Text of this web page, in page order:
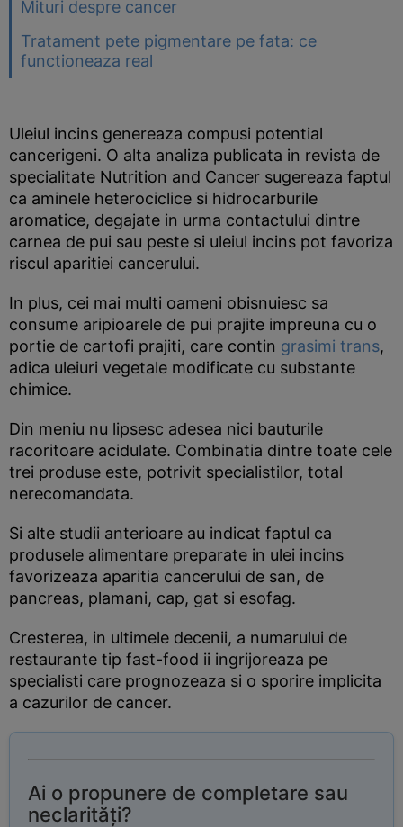
Mituri despre cancer
Tratament pete pigmentare pe fata: ce
functioneaza real
Uleiul incins genereaza compusi potential
cancerigeni. O alta analiza publicata in revista de
specialitate Nutrition and Cancer sugereaza faptul
ca aminele heterociclice si hidrocarburile
aromatice, degajate in urma contactului dintre
carnea de pui sau peste si uleiul incins pot favoriza
riscul aparitiei cancerului.
In plus, cei mai multi oameni obisnuiesc sa
consume aripioarele de pui prajite impreuna cu o
portie de cartofi prajiti, care contin grasimi trans,
adica uleiuri vegetale modificate cu substante
chimice.
Din meniu nu lipsesc adesea nici bauturile
racoritoare acidulate. Combinatia dintre toate cele
trei produse este, potrivit specialistilor, total
nerecomandata.
Si alte studii anterioare au indicat faptul ca
produsele alimentare preparate in ulei incins
favorizeaza aparitia cancerului de san, de
pancreas, plamani, cap, gat si esofag.
Cresterea, in ultimele decenii, a numarului de
restaurante tip fast-food ii ingrijoreaza pe
specialisti care prognozeaza si o sporire implicita
a cazurilor de cancer.
Ai o propunere de completare sau
neclarități?